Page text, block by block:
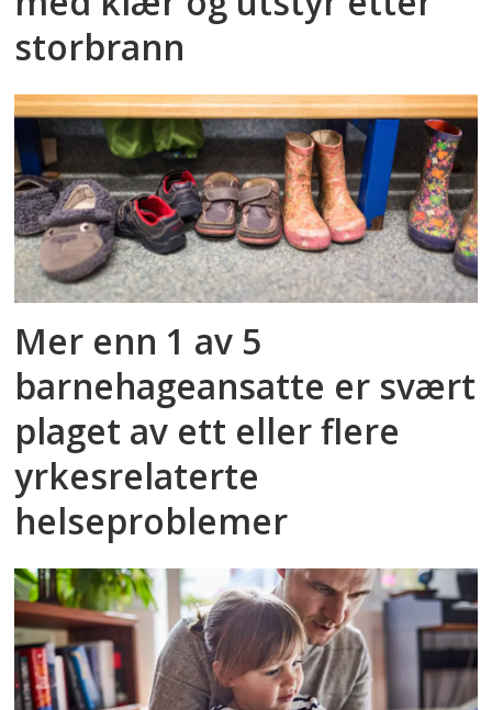
storbrann
Mer enn 1 av 5
barnehageansatte er svært
plaget av ett eller flere
yrkesrelaterte
helseproblemer